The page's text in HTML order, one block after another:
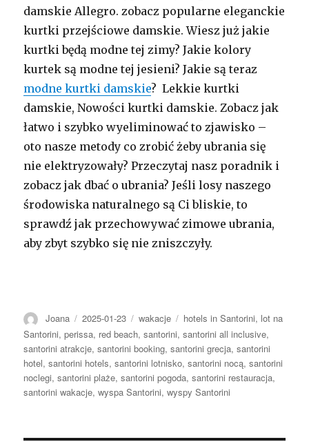
damskie Allegro. zobacz popularne eleganckie
kurtki przejściowe damskie. Wiesz już jakie
kurtki będą modne tej zimy? Jakie kolory
kurtek są modne tej jesieni? Jakie są teraz
modne kurtki damskie? Lekkie kurtki
damskie, Nowości kurtki damskie. Zobacz jak
łatwo i szybko wyeliminować to zjawisko –
oto nasze metody co zrobić żeby ubrania się
nie elektryzowały? Przeczytaj nasz poradnik i
zobacz jak dbać o ubrania? Jeśli losy naszego
środowiska naturalnego są Ci bliskie, to
sprawdź jak przechowywać zimowe ubrania,
aby zbyt szybko się nie zniszczyły.
Autor
Joana Opublikowano
2025-01-23 Kategorie
wakacje Tagi
hotels in Santorini, lot na
Santorini,perissa, red beach,santorini,santorini all inclusive,
santorini atrakcje,santorini booking,santorini grecja,santorini
hotel,santorini hotels,santorini lotnisko,santorini nocą,santorini
noclegi,santorini plaże,santorini pogoda,santorini restauracja,
santorini wakacje,wyspa Santorini,wyspy Santorini